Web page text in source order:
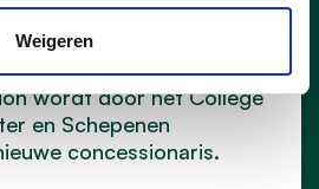
Weigeren
Capellebeemden
Well’Air Dynamics
achter onder andere
wordt door het College
en Schepenen
concessionaris.